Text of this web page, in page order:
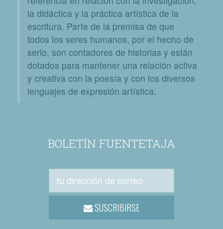
la didáctica y la práctica artística de la
escritura. Parte de la premisa de que
todos los seres humanos, por el hecho de
serlo, son contadores de historias y están
dotados para mantener una relación activa
y creativa con la poesía y con los diversos
lenguajes de expresión artística.
BOLETÍN FUENTETAJA
SUSCRIBIRSE